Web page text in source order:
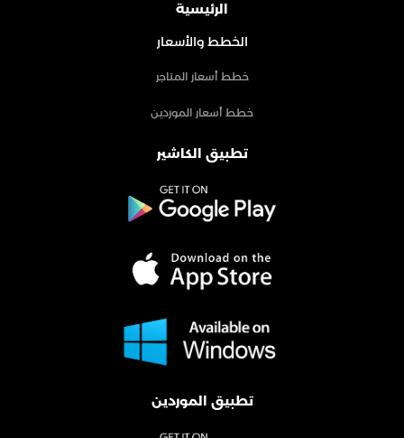
الرئيسية
الخطط والأسعار
خطط أسعار المتاجر
خطط أسعار الموردين
تطبيق الكاشير
تطبيق الموردين